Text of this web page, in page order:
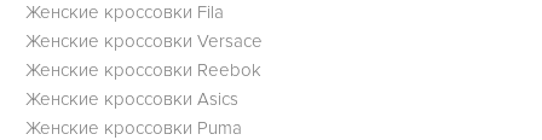
Женские кроссовки Fila
Женские кроссовки Versace
Женские кроссовки Reebok
Женские кроссовки Asics
Женские кроссовки Puma